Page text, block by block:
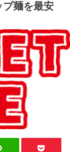
プ麺を最安